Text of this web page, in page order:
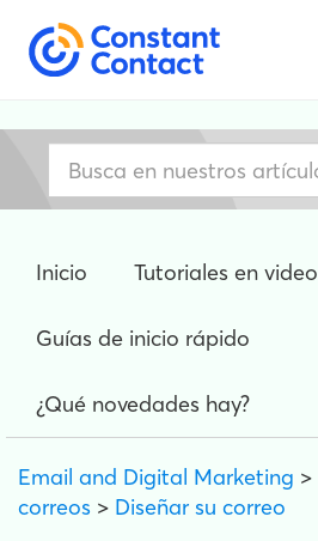
Inicio Tutoriales en video
Guías de inicio rápido
¿Qué novedades hay?
Email and Digital Marketing >
correos > Diseñar su correo